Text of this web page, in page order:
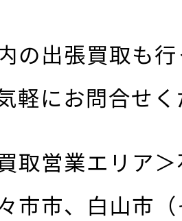
の出張買取も
軽にお問合せ
取営業エリア
市市、白山市